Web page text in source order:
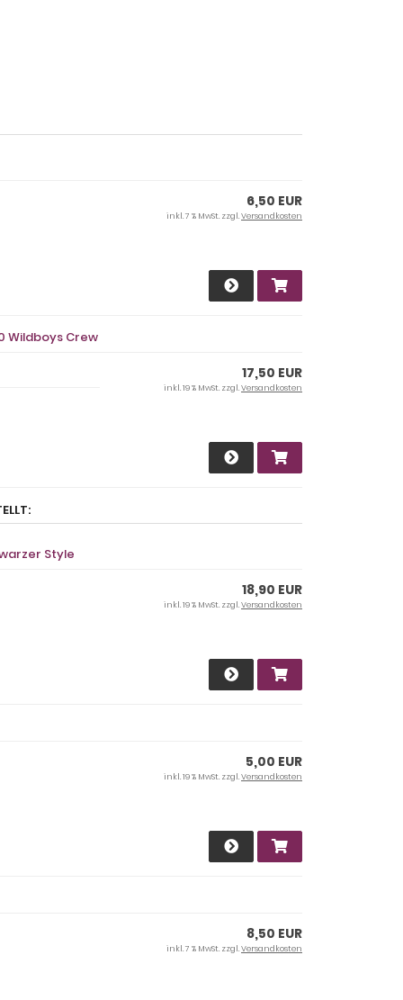
6,50 EUR
inkl. 7 % MwSt. zzgl.Versandkosten
Wildboys Crew
17,50 EUR
inkl. 19 % MwSt. zzgl.Versandkosten
Style
18,90 EUR
inkl. 19 % MwSt. zzgl.Versandkosten
5,00 EUR
inkl. 19 % MwSt. zzgl.Versandkosten
8,50 EUR
inkl. 7 % MwSt. zzgl.Versandkosten